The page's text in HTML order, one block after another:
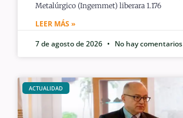
Metalúrgico (Ingemmet) liberara 1.176
LEER MÁS »
7 de agosto de 2026
No hay comentarios
ACTUALIDAD